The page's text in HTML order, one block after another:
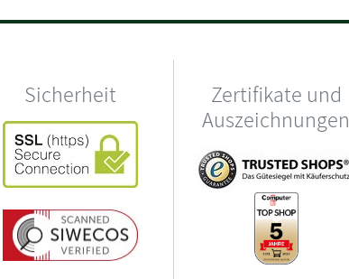
Sicherheit
Zertifikate und
Auszeichnungen